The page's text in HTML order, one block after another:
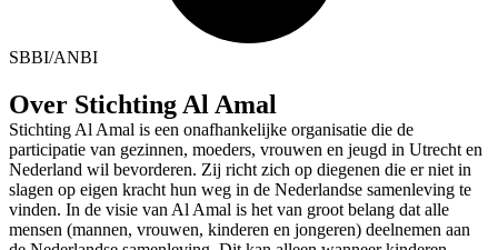
SBBI/ANBI
Over Stichting Al Amal
Stichting Al Amal is een onafhankelijke organisatie die de
participatie van gezinnen, moeders, vrouwen en jeugd in Utrecht en
Nederland wil bevorderen. Zij richt zich op diegenen die er niet in
slagen op eigen kracht hun weg in de Nederlandse samenleving te
vinden. In de visie van Al Amal is het van groot belang dat alle
mensen (mannen, vrouwen, kinderen en jongeren) deelnemen aan